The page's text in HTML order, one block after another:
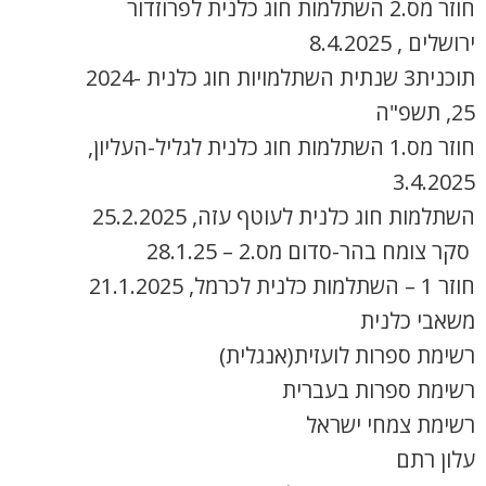
חוזר מס.2 השתלמות חוג כלנית לפרוזדור
ירושלים , 8.4.2025
תוכנית3 שנתית השתלמויות חוג כלנית 2024-
25, תשפ"ה
חוזר מס.1 השתלמות חוג כלנית לגליל-העליון,
3.4.2025
השתלמות חוג כלנית לעוטף עזה, 25.2.2025
סקר צומח בהר-סדום מס.2 – 28.1.25
חוזר 1 – השתלמות כלנית לכרמל, 21.1.2025
משאבי כלנית
רשימת ספרות לועזית(אנגלית)
רשימת ספרות בעברית
רשימת צמחי ישראל
עלון רתם